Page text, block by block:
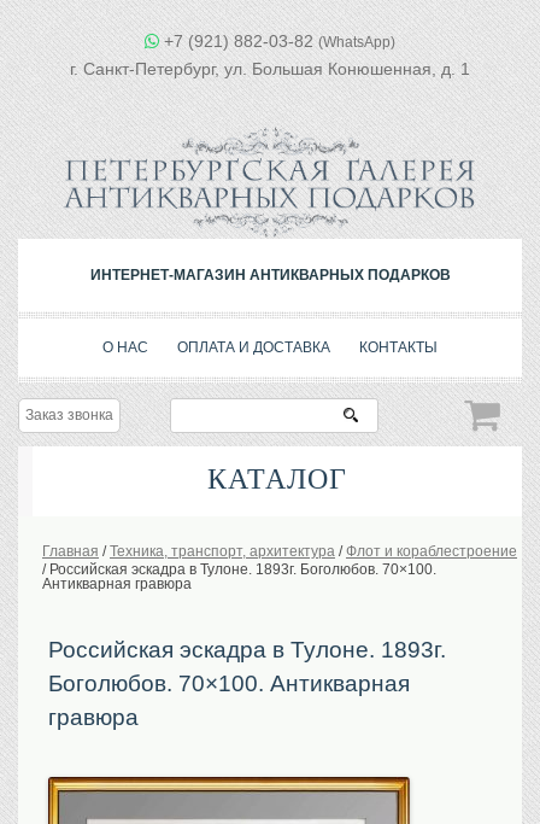
+7 (921) 882-03-82 (WhatsApp)
г. Санкт-Петербург, ул. Большая Конюшенная, д. 1
ИНТЕРНЕТ-МАГАЗИН АНТИКВАРНЫХ ПОДАРКОВ
О НАС ОПЛАТА И ДОСТАВКА КОНТАКТЫ
Заказ звонка
КАТАЛОГ
История Российской империи. Обычаи
семьи
Старинные планы
Санкт-Петербург
Главная /Техника, транспорт, архитектура /Флот и кораблестроение
/ Российская эскадра в Тулоне. 1893г. Боголюбов. 70×100.
Антикварная гравюра
Российская эскадра в Тулоне. 1893г.
Боголюбов. 70×100. Антикварная
гравюра